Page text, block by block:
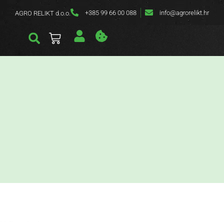
AGRO RELIKT d.o.o. +385 99 66 00 088 info@agrorelikt.hr